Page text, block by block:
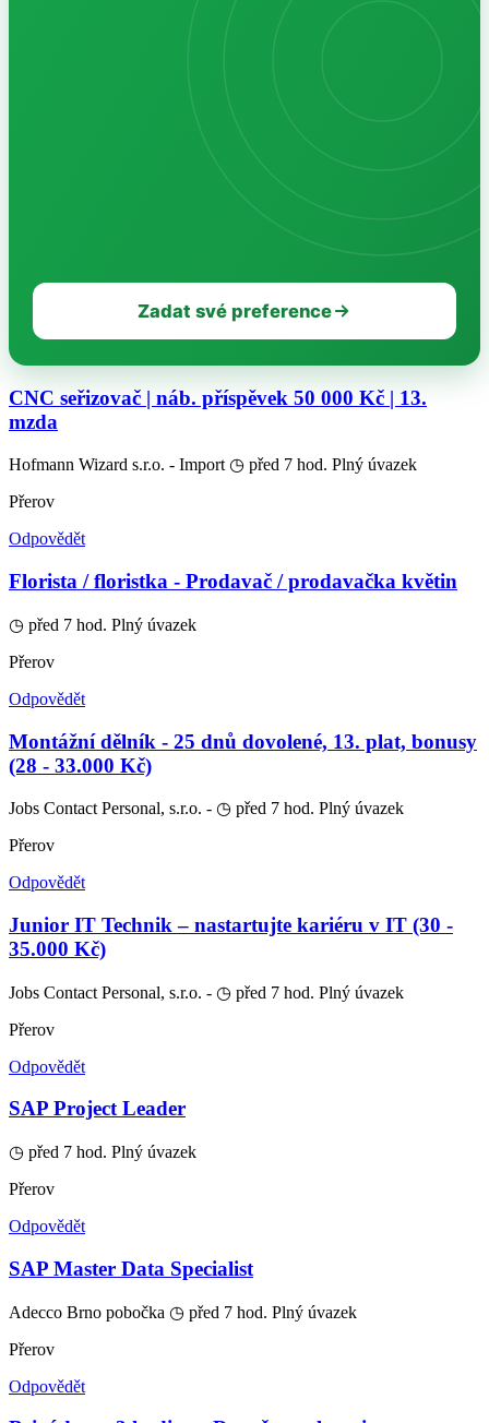
Zadat své preference
CNC seřizovač | náb. příspěvek 50 000 Kč | 13.
mzda
Hofmann Wizard s.r.o. - Import ◷ před 7 hod. Plný úvazek
Přerov
Odpovědět
Florista / floristka - Prodavač / prodavačka květin
◷ před 7 hod. Plný úvazek
Přerov
Odpovědět
Montážní dělník - 25 dnů dovolené, 13. plat, bonusy
(28 - 33.000 Kč)
Jobs Contact Personal, s.r.o. - ◷ před 7 hod. Plný úvazek
Přerov
Odpovědět
Junior IT Technik – nastartujte kariéru v IT (30 -
35.000 Kč)
Jobs Contact Personal, s.r.o. - ◷ před 7 hod. Plný úvazek
Přerov
Odpovědět
SAP Project Leader
◷ před 7 hod. Plný úvazek
Přerov
Odpovědět
SAP Master Data Specialist
Adecco Brno pobočka ◷ před 7 hod. Plný úvazek
Přerov
Odpovědět